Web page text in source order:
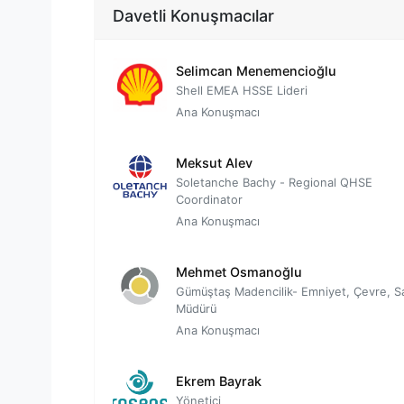
Davetli Konuşmacılar
Selimcan Menemencioğlu
Shell EMEA HSSE Lideri
Ana Konuşmacı
Meksut Alev
Soletanche Bachy - Regional QHSE
Coordinator
Ana Konuşmacı
Mehmet Osmanoğlu
Gümüştaş Madencilik- Emniyet, Çevre,
Müdürü
Ana Konuşmacı
Ekrem Bayrak
Yönetici